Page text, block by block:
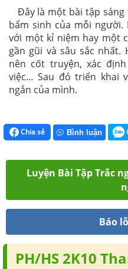
Đây là một bài tập sáng
bẩm sinh của mỗi
với một kỉ niệm hay một
gần gũi và sâu sắc nhất.
nên cốt truyện, xác
việc… Sau đó triển khai
ngắn của mình.
Chia sẻ Bình luận
Luyện Bài Tập Trắc
Báo
PH/HS 2K10